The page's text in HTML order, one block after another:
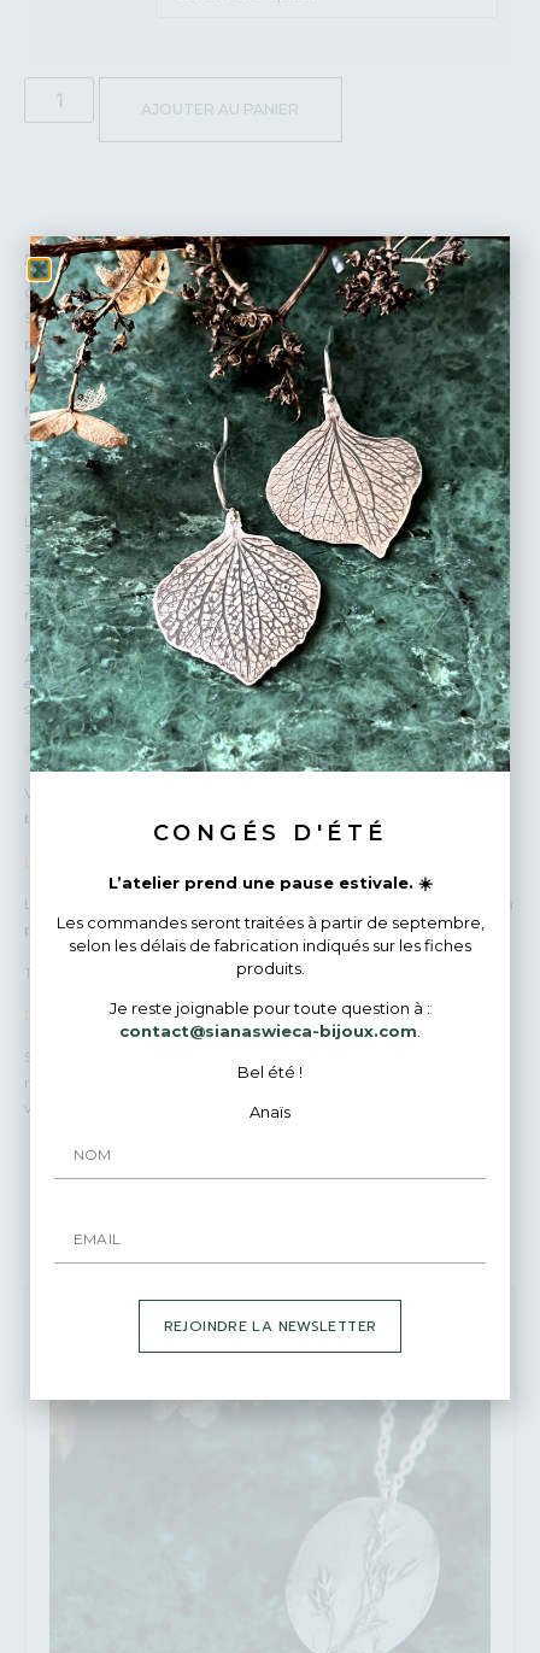
AJOUTER AU PANIER
DÉTAILS :
Ce collier en argent recyclé porte en lui la mémoire d’une feuille d’arbre.
Son pendentif est façonné à la main dans mon atelier d’Île-de-France, à
partir de l’empreinte réelle d’une feuille de Ginkgo.
L’empreinte gravée dans l’argent devient un talisman. Elle évoque la
force du vivant, les rides du temps, la beauté brute de ce que nous
gardons à l’intérieur.
Fabrication
Les bijoux Siana Swieca sont réalisés à la main par mes soins dans mon
atelier en région parisienne.
J’utilise des plaques et des fils d’argent recyclé puis je scie, lime, soude,
martèle, ponce les métaux précieux.
Adepte du slow made, je conçois mes collections sans sur-production et
en respectant l’environnement. Mes fournisseurs (métal et apprêts)
sont français ou italiens.
Emballage
Vos bijoux sont emballés avec beaucoup d’amour et de soin dans des
boîtes cadeaux. Je peux écrire un petit mot personnalisé pour vous.
Livraisons
La livraison est comprise dans le prix du bijou pour un envoi suivi par la
poste.
Tous les paiements sont 100% sécurisés.
Des questions ?
Si vous avez une question avant de passer votre commande, envoyez-
moi un courrier rapide ! Je répondrai avec plaisir et très rapidement à
vos demandes.
Bijoux Similaires
CONGÉS D'ÉTÉ
L’atelier prend une pause estivale. ☀️
Les commandes seront traitées à partir de septembre,
selon les délais de fabrication indiqués sur les fiches
produits.
Je reste joignable pour toute question à :
contact@sianaswieca-bijoux.com.
Bel été !
Anaïs
REJOINDRE LA NEWSLETTER